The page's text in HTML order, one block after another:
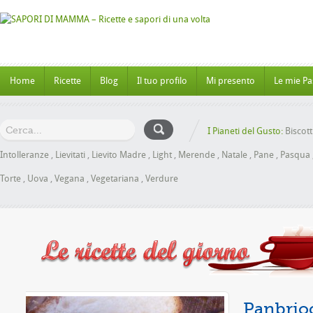
Home Ricette Blog Il tuo profilo Mi presento Le mie
I Pianeti del Gusto:
Intolleranze , Lievitati , Lievito Madre , Light , Merende , Natale , Pane , Pasqua
Torte , Uova , Vegana , Vegetariana , Verdure
senza